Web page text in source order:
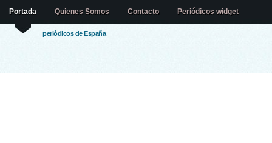
periódicos de España
Portada Quienes Somos Contacto Periódicos widget